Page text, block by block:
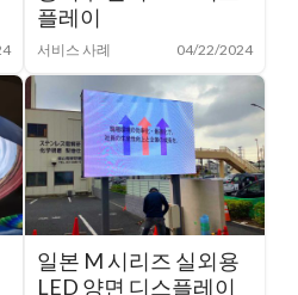
플레이
서비스 사례 04/22/2024
일본 M 시리즈 실외용
LED 양면 디스플레이